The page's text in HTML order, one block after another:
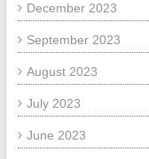
December 2023
September 2023
August 2023
July 2023
June 2023